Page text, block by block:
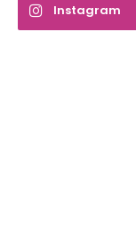
Instagram